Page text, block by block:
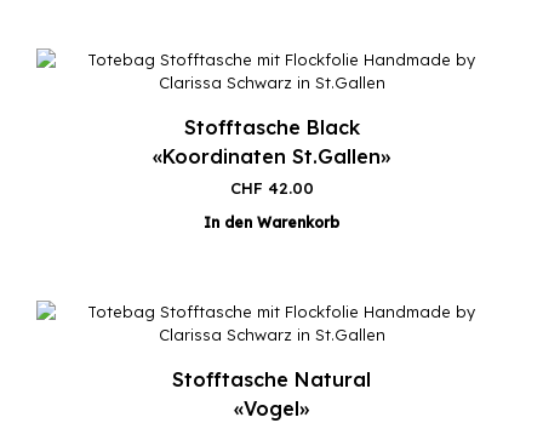
Stofftasche Black
«Koordinaten St.Gallen»
CHF 42.00
In den Warenkorb
Stofftasche Natural
«Vogel»